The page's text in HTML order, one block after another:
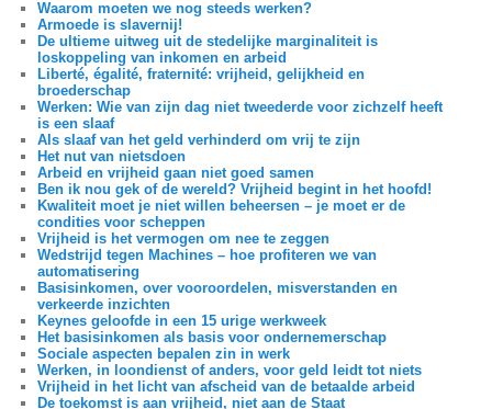
Waarom moeten we nog steeds werken?
Armoede is slavernij!
De ultieme uitweg uit de stedelijke marginaliteit is
loskoppeling van inkomen en arbeid
Liberté, égalité, fraternité: vrijheid, gelijkheid en
broederschap
Werken: Wie van zijn dag niet tweederde voor zichzelf heeft
is een slaaf
Als slaaf van het geld verhinderd om vrij te zijn
Het nut van nietsdoen
Arbeid en vrijheid gaan niet goed samen
Ben ik nou gek of de wereld? Vrijheid begint in het hoofd!
Kwaliteit moet je niet willen beheersen – je moet er de
condities voor scheppen
Vrijheid is het vermogen om nee te zeggen
Wedstrijd tegen Machines – hoe profiteren we van
automatisering
Basisinkomen, over vooroordelen, misverstanden en
verkeerde inzichten
Keynes geloofde in een 15 urige werkweek
Het basisinkomen als basis voor ondernemerschap
Sociale aspecten bepalen zin in werk
Werken, in loondienst of anders, voor geld leidt tot niets
Vrijheid in het licht van afscheid van de betaalde arbeid
De toekomst is aan vrijheid, niet aan de Staat